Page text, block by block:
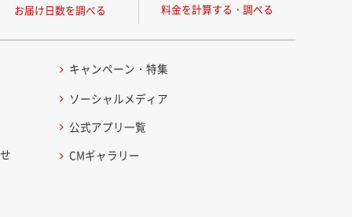
お届け日数を調べる 料金を計算する・調べる
キャンペーン・特集
ソーシャルメディア
公式アプリ一覧
CMギャラリー